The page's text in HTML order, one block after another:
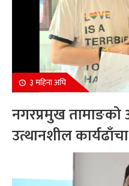
३ महिना अघि
नगरप्रमुख तामाङको
उत्थानशील
अभिवृद्धि कार्यक्रम